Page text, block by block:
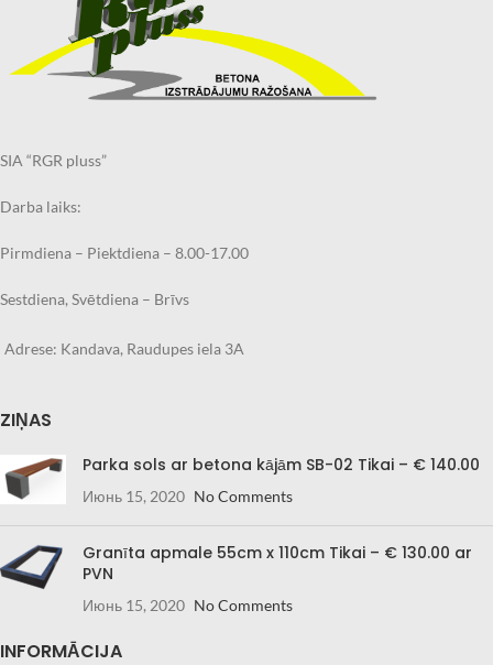
SIA “RGR pluss”
Darba laiks:
Pirmdiena – Piektdiena – 8.00-17.00
Sestdiena, Svētdiena – Brīvs
Adrese: Kandava, Raudupes iela 3A
ZIŅAS
Parka sols ar betona kājām SB-02 Tikai – € 140.00
Июнь 15, 2020 No Comments
Granīta apmale 55cm x 110cm Tikai – € 130.00 ar
PVN
Июнь 15, 2020 No Comments
INFORMĀCIJA